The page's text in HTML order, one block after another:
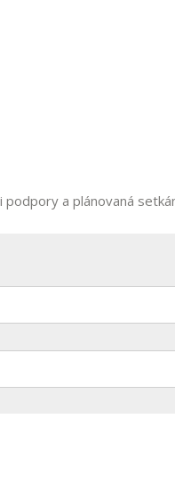
a plánovaná